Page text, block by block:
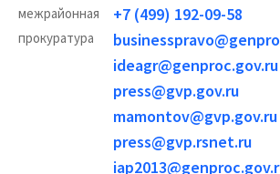
межрайонная
прокуратура
+7 (499) 192-09-58
ideagr@genproc.gov.ru
press@gvp.gov.ru
mamontov@gvp.gov.ru
press@gvp.rsnet.ru